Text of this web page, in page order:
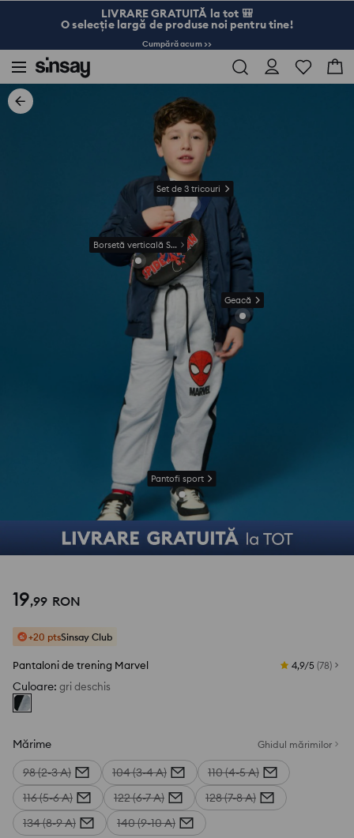
LIVRARE GRATUITĂ la tot 🎒
O selecție largă de produse noi pentru tine!
Cumpără acum >>
Pantofi sport
Geacă
Borsetă verticală Spiderman
Set de 3 tricouri
19,99 RON
+20 ptsSinsay Club
Pantaloni de trening Marvel 4,9/5 (78)
Culoare: gri deschis
Mărime Ghidul mărimilor
98 (2-3 A) 104 (3-4 A)
110 (4-5 A)
116 (5-6 A)
122 (6-7 A)
128 (7-8 A)
134 (8-9 A)
140 (9-10 A)